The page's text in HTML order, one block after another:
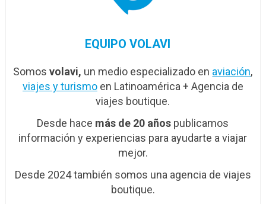
EQUIPO VOLAVI
Somosvolavi, un medio especializado en aviación,
viajes y turismoen Latinoamérica + Agencia de
viajes boutique.
Desde hace más de 20 años publicamos
información y experiencias para ayudarte a viajar
mejor.
Desde 2024 también somos una agencia de viajes
boutique.